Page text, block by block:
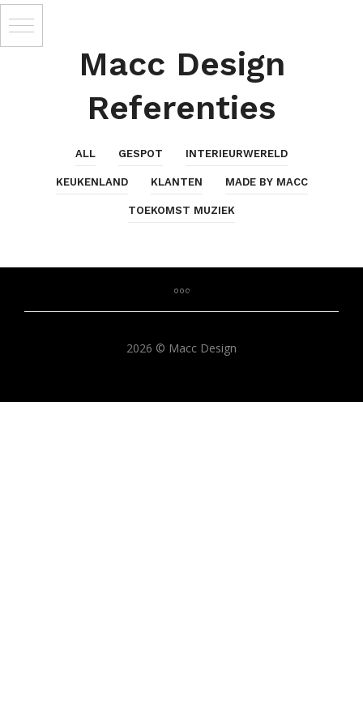
Macc Design
Referenties
ALL GESPOT INTERIEURWERELD
KEUKENLAND KLANTEN MADE BY MACC
TOEKOMST MUZIEK
2026 © Macc Design